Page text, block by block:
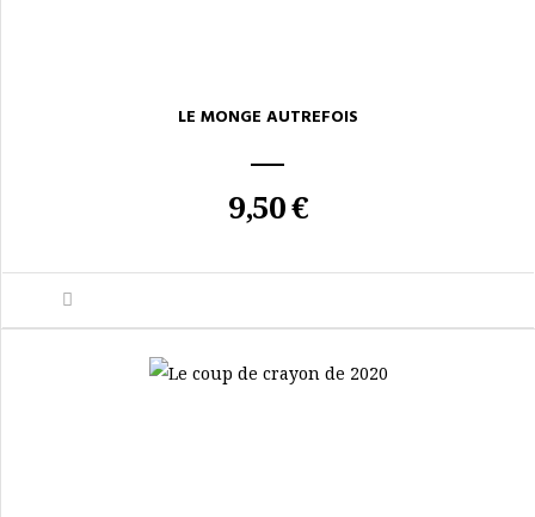
LE MONGE AUTREFOIS
9,50 €